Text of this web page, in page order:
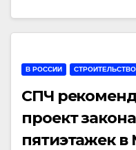
В РОССИИ СТРОИТЕЛЬСТВО
СПЧ
проект
пятиэтажек в